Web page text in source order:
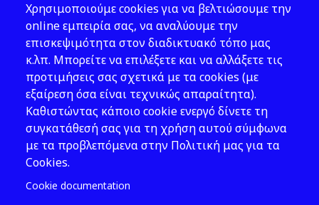
Νομοθεσία
Εκδόσεις
Νέα - Εκδηλώσεις
Ακολουθήστε μας
Χρησιμοποιούμε cookies για να βελτιώσουμε την
online εμπειρία σας, να αναλύουμε την
επισκεψιμότητα στον διαδικτυακό τόπο μας
κ.λπ. Μπορείτε να επιλέξετε και να αλλάξετε τις
προτιμήσεις σας σχετικά με τα cookies (με
εξαίρεση όσα είναι τεχνικώς απαραίτητα).
Καθιστώντας κάποιο cookie ενεργό δίνετε τη
συγκατάθεσή σας για τη χρήση αυτού σύμφωνα
με τα προβλεπόμενα στην Πολιτική μας για τα
Cookies.
Cookie documentation